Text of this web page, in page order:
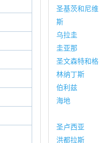
圣基茨和尼维
斯
乌拉圭
圭亚那
圣文森特和格
林纳丁斯
伯利兹
海地
圣卢西亚
洪都拉斯